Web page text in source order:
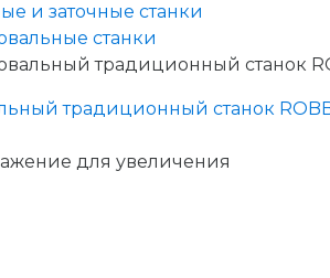
и заточные станки
станки
традиционный станок
для увеличения